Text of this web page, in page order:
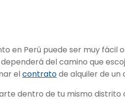
en Perú puede ser muy fácil
del camino que
elcontratode alquiler de
dentro de tu mismo distrito